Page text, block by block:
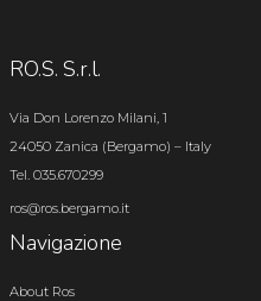
RO.S. S.r.l.
Via Don Lorenzo Milani, 1
24050 Zanica (Bergamo) – Italy
Tel. 035.670299
ros@ros.bergamo.it
Navigazione
About Ros